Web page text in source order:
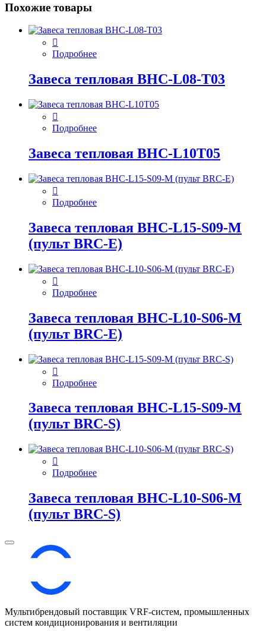
Похожие товары
Подробнее
Завеса тепловая BHC-L08-T03
Подробнее
Завеса тепловая BHC-L10T05
Подробнее
Завеса тепловая BHC-L15-S09-M
(пульт BRC-E)
Подробнее
Завеса тепловая BHC-L10-S06-M
(пульт BRC-E)
Подробнее
Завеса тепловая BHC-L15-S09-M
(пульт BRC-S)
Подробнее
Завеса тепловая BHC-L10-S06-M
(пульт BRC-S)
Мультибрендовый поставщик VRF-cистем, промышленных
систем кондиционирования и вентиляции